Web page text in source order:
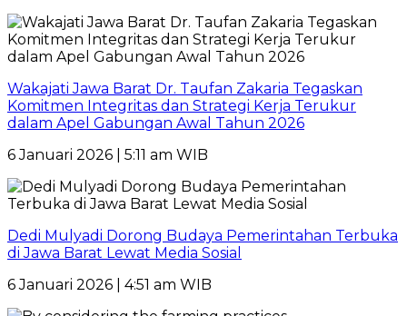
Wakajati Jawa Barat Dr. Taufan Zakaria Tegaskan
Komitmen Integritas dan Strategi Kerja Terukur
dalam Apel Gabungan Awal Tahun 2026
6 Januari 2026 | 5:11 am WIB
Dedi Mulyadi Dorong Budaya Pemerintahan Terbuka
di Jawa Barat Lewat Media Sosial
6 Januari 2026 | 4:51 am WIB